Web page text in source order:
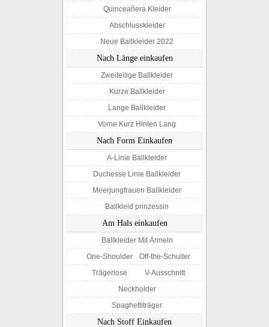
Quinceañera Kleider
Abschlusskleider
Neue Ballkleider 2022
Nach Länge einkaufen
Zweiteilige Ballkleider
Kurze Ballkleider
Lange Ballkleider
Vorne Kurz Hinten Lang
Nach Form Einkaufen
A-Linie Ballkleider
Duchesse Linie Ballkleider
Meerjungfrauen Ballkleider
Ballkleid prinzessin
Am Hals einkaufen
Ballkleider Mit Ärmeln
One-Shoulder
Off-the-Schulter
Trägerlose
V-Ausschnitt
Neckholder
Spaghettiträger
Nach Stoff Einkaufen